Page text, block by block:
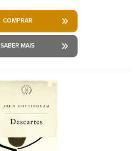
COMPRAR
SABER MAIS